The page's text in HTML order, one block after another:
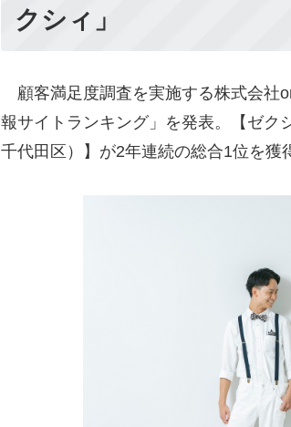
クシィ」
顧客満足度調査を実施する株式会社
報サイトランキング」を発表。【ゼク
千代田区）】が2年連続の総合1位を獲